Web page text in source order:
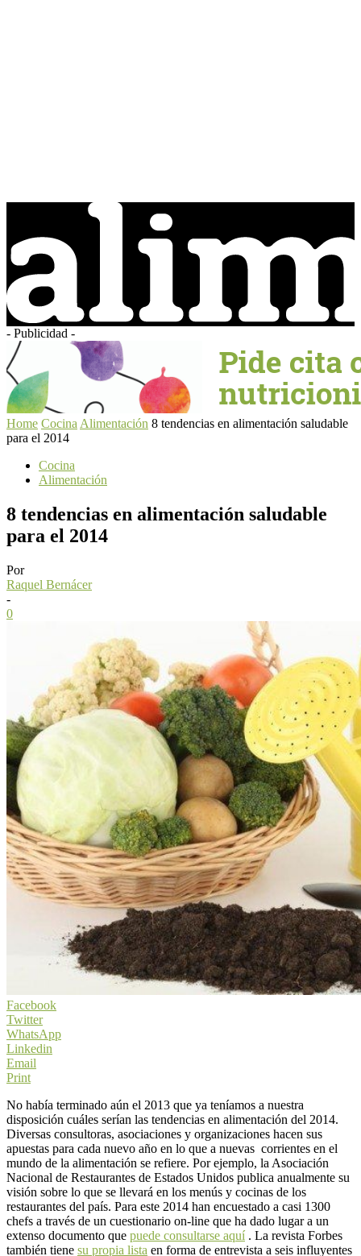
- Publicidad -
Home Cocina Alimentación 8 tendencias en alimentación saludable
para el 2014
Cocina
Alimentación
8 tendencias en alimentación saludable
para el 2014
Por
Raquel Bernácer
-
0
Facebook
Twitter
WhatsApp
Linkedin
Email
Print
No había terminado aún el 2013 que ya teníamos a nuestra
disposición cuáles serían las tendencias en alimentación del 2014.
Diversas consultoras, asociaciones y organizaciones hacen sus
apuestas para cada nuevo año en lo que a nuevas corrientes en el
mundo de la alimentación se refiere. Por ejemplo, la Asociación
Nacional de Restaurantes de Estados Unidos publica anualmente su
visión sobre lo que se llevará en los menús y cocinas de los
restaurantes del país. Para este 2014 han encuestado a casi 1300
chefs a través de un cuestionario on-line que ha dado lugar a un
extenso documento que puede consultarse aquí. La revista Forbes
también tiene su propia lista en forma de entrevista a seis influyentes